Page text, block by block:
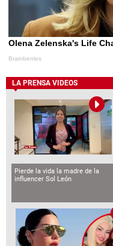
LA PRENSA VIDEOS
Pierde la vida la madre de la
influencer Sol León